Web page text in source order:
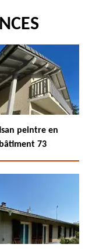
peintre en
bâtiment 73